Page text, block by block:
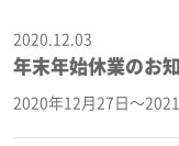
2020.12.03
年末年始休業のお
2020年12月27日〜